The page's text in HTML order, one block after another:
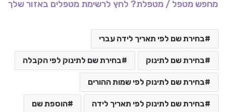
מחפש מטפל / מטפלת? לחץ לרשימת מטפלים באזור שלך
בחירת שם לפי תאריך לידה עברי
בחירת שם לתינוק בחירת שם לתינוק לפי הקבלה
בחירת שם לתינוק לפי שמות ההורים
בחירת שם לתינוק לפי תאריך לידה הוספת שם